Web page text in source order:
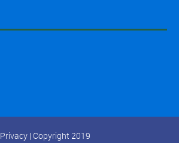
Privacy| Copyright 2019